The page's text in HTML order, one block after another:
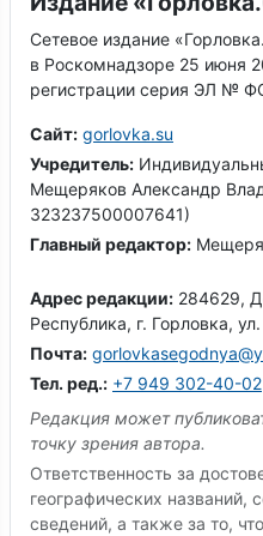
Сетевое издание
в Роскомнадзоре 25 июня
регистрации серия ЭЛ №
Сайт: gorlovka.su
Учредитель:
Мещеряков Александр
323237500007641)
Главный редактор:
Адрес редакции: 284629,
Республика, г. Горловка,
Почта:
Тел. ред.: +7 949 302-40-02
Редакция может
точку зрения автора.
Ответственность за
географических названий,
сведений, а также за то,